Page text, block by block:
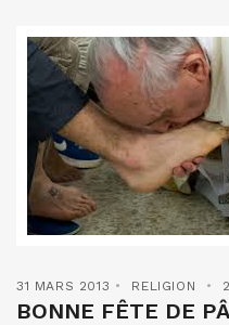
31 MARS 2013 RELIGION
BONNE FÊTE DE